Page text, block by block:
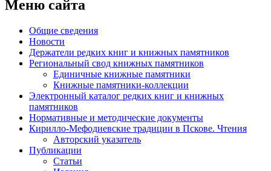
Меню сайта
Общие сведения
Новости
Держатели редких книг и книжных памятников
Региональный свод книжных памятников
Единичные книжные памятники
Книжные памятники-коллекции
Электронный каталог редких книг и книжных
памятников
Нормативные и методические документы
Кирилло-Мефодиевские традиции в Пскове. Чтения
Авторский указатель
Публикации
Статьи